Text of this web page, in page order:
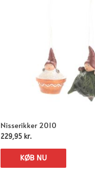
Nisserikker 2010
229,95 kr.
KØB NU